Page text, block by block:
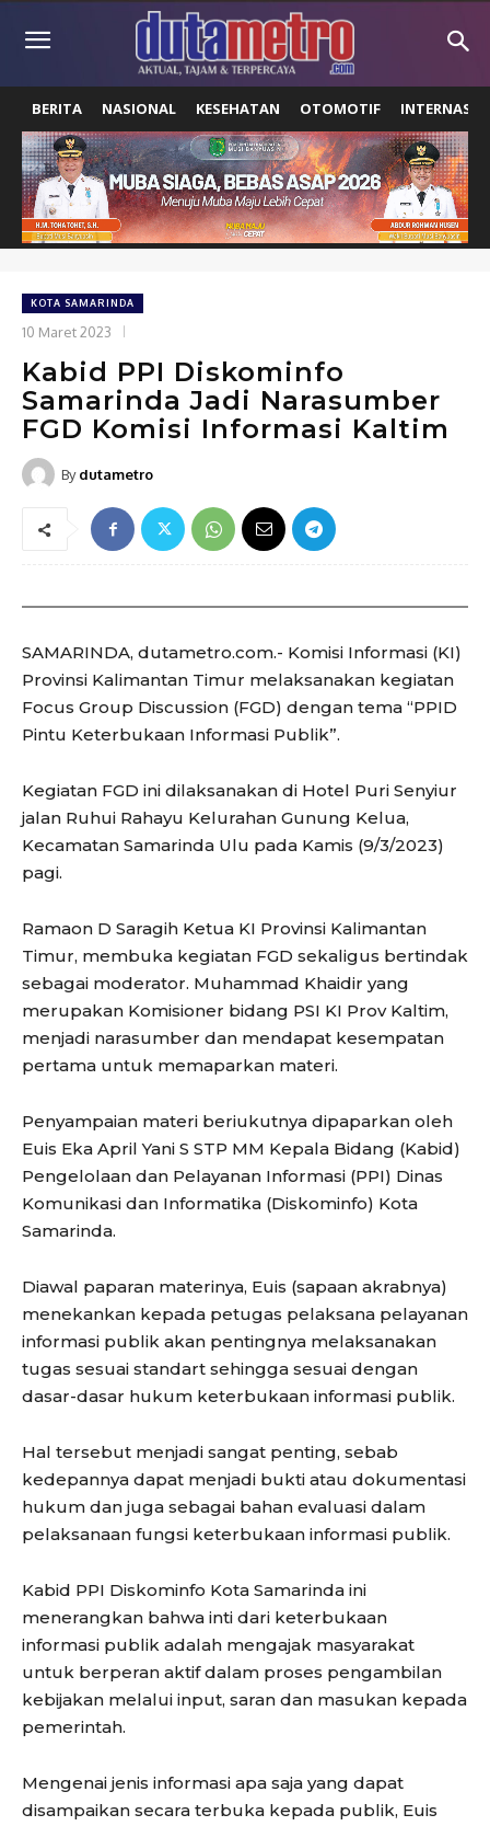
BERITA NASIONAL KESEHATAN OTOMOTIF
KOTA SAMARINDA
10 Maret 2023
Kabid PPI Diskominfo
Samarinda Jadi Narasumber
FGD Komisi Informasi Kaltim
By dutametro
SAMARINDA, dutametro.com.- Komisi Informasi (KI)
Provinsi Kalimantan Timur melaksanakan kegiatan
Focus Group Discussion (FGD) dengan tema “PPID
Pintu Keterbukaan Informasi Publik”.
Kegiatan FGD ini dilaksanakan di Hotel Puri Senyiur
jalan Ruhui Rahayu Kelurahan Gunung Kelua,
Kecamatan Samarinda Ulu pada Kamis (9/3/2023)
pagi.
Ramaon D Saragih Ketua KI Provinsi Kalimantan
Timur, membuka kegiatan FGD sekaligus bertindak
sebagai moderator. Muhammad Khaidir yang
merupakan Komisioner bidang PSI KI Prov Kaltim,
menjadi narasumber dan mendapat kesempatan
pertama untuk memaparkan materi.
Penyampaian materi beriukutnya dipaparkan oleh
Euis Eka April Yani S STP MM Kepala Bidang (Kabid)
Pengelolaan dan Pelayanan Informasi (PPI) Dinas
Komunikasi dan Informatika (Diskominfo) Kota
Samarinda.
Diawal paparan materinya, Euis (sapaan akrabnya)
menekankan kepada petugas pelaksana pelayanan
informasi publik akan pentingnya melaksanakan
tugas sesuai standart sehingga sesuai dengan
dasar-dasar hukum keterbukaan informasi publik.
Hal tersebut menjadi sangat penting, sebab
kedepannya dapat menjadi bukti atau dokumentasi
hukum dan juga sebagai bahan evaluasi dalam
pelaksanaan fungsi keterbukaan informasi publik.
Kabid PPI Diskominfo Kota Samarinda ini
menerangkan bahwa inti dari keterbukaan
informasi publik adalah mengajak masyarakat
untuk berperan aktif dalam proses pengambilan
kebijakan melalui input, saran dan masukan kepada
pemerintah.
Mengenai jenis informasi apa saja yang dapat
disampaikan secara terbuka kepada publik, Euis